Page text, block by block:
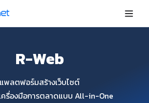
R-Web
แพลตฟอร์มสร้างเว็บไซต์
รื่องมือการตลาดแบบ All-in-One